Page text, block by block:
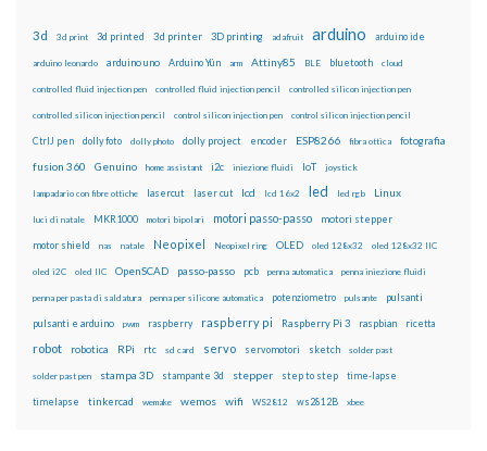
3d 3d print 3d printed 3d printer 3D printing adafruit arduino arduino ide
arduino leonardo arduino uno Arduino Yún arm Attiny85 BLE bluetooth cloud
controlled fluid injection pen controlled fluid injection pencil controlled silicon injection pen
controlled silicon injection pencil control silicon injection pen control silicon injection pencil
CtrlJ pen dolly foto dolly photo dolly project encoder ESP8266 fibra ottica fotografia
fusion 360 Genuino home assistant i2c iniezione fluidi IoT joystick
lampadario con fibre ottiche lasercut laser cut lcd lcd 16x2 led led rgb Linux
luci di natale MKR1000 motori bipolari motori passo-passo motori stepper
motor shield nas natale Neopixel Neopixel ring OLED oled 128x32 oled 128x32 IIC
oled i2C oled IIC OpenSCAD passo-passo pcb penna automatica penna iniezione fluidi
penna per pasta di saldatura penna per silicone automatica potenziometro pulsante pulsanti
pulsanti e arduino pwm raspberry raspberry pi Raspberry Pi 3 raspbian ricetta
robot robotica RPi rtc sd card servo servomotori sketch solder past
solder past pen stampa 3D stampante 3d stepper step to step time-lapse
timelapse tinkercad wemake wemos wifi WS2812 ws2812B xbee